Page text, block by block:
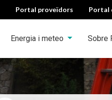
Portal proveïdors Portal
Energia i meteo Sobre